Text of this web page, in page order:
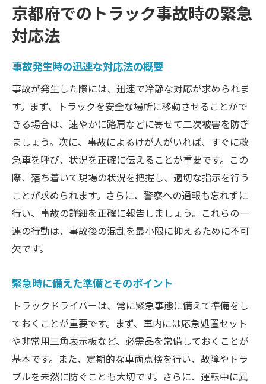
京都府でのトラック事故時の緊急
対応法
事故発生時の迅速な対応法の概要
事故が発生した際には、迅速で冷静な対応が求められま
す。まず、トラックを安全な場所に移動させることがで
きる場合は、速やかに路肩などに寄せて二次被害を防ぎ
ましょう。次に、事故によるけが人がいれば、すぐに救
急車を呼び、状況を正確に伝えることが重要です。この
際、落ち着いて現場の状況を把握し、適切な指示を行う
ことが求められます。さらに、警察への通報も忘れずに
行い、事故の詳細を正確に報告しましょう。これらの一
連の行動は、事故後の混乱を最小限に抑えるために不可
欠です。
緊急時に備えた準備とそのポイント
トラックドライバーは、常に緊急事態に備えて準備をし
ておくことが重要です。まず、車内には応急処置セット
や非常用三角表示板など、必需品を常備しておくことが
基本です。また、定期的な車両点検を行い、故障やトラ
ブルを未然に防ぐことも大切です。さらに、運転中に異